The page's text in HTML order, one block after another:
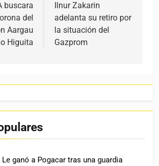
buscara
del
Aargau
Higuita
Ilnur Zakarin
adelanta su retiro por
la situación del
Gazprom
Le ganó a Pogacar tras una guardia